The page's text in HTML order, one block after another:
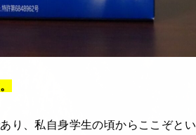
り、私自身学生の頃からここぞとい